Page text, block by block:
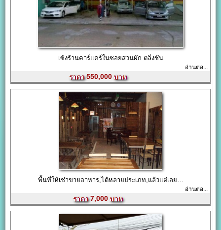
เซ้งร้านคาร์แคร์ในซอยสวนผัก ตลิ่งชัน
อ่านต่อ...
550,000
พื้นที่ให้เช่าขายอาหาร,ได้หลายประเภท,แล้วแต่เลย…
อ่านต่อ...
7,000